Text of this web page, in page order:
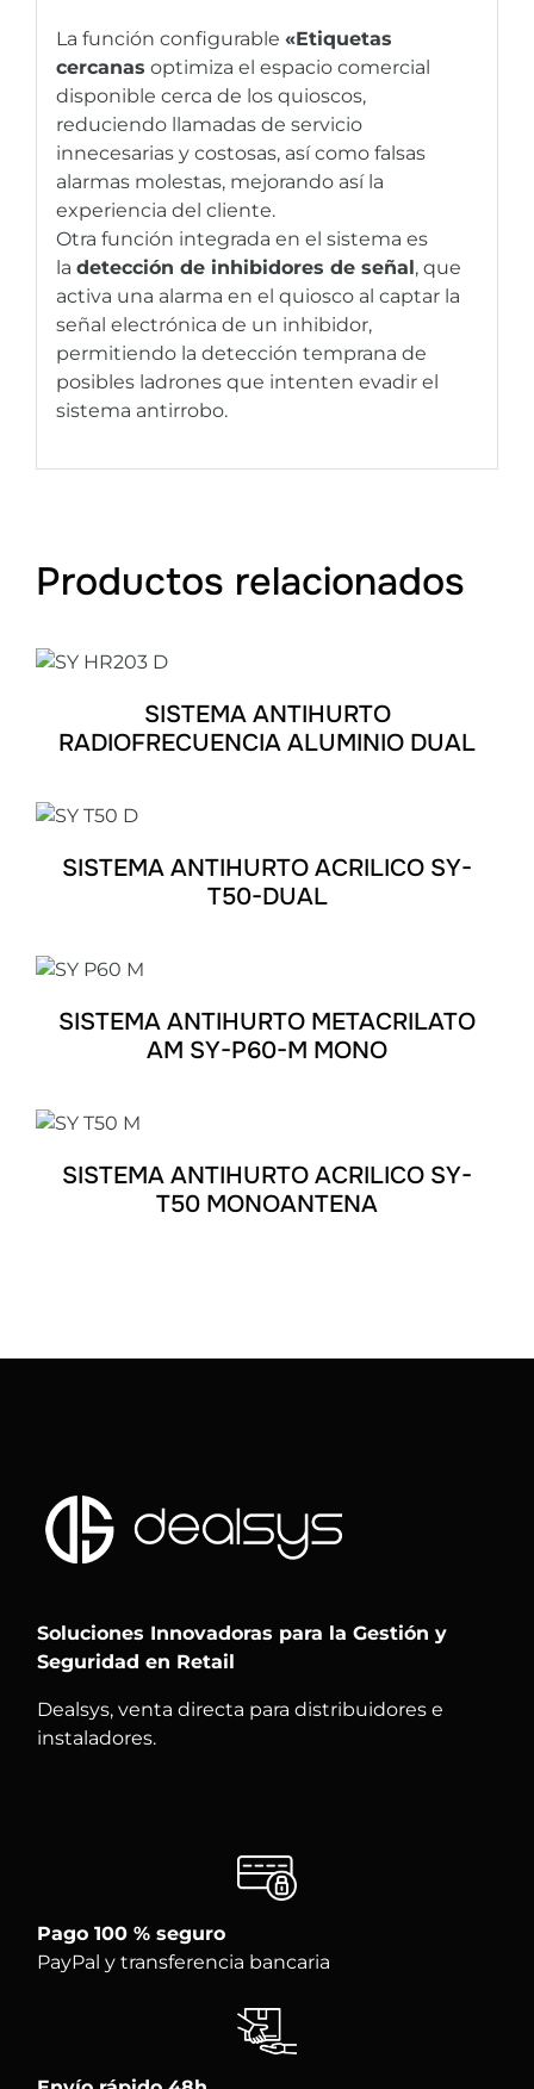
La función configurable «Etiquetas
cercanas optimiza el espacio comercial
disponible cerca de los quioscos,
reduciendo llamadas de servicio
innecesarias y costosas, así como falsas
alarmas molestas, mejorando así la
experiencia del cliente.
Otra función integrada en el sistema es
la detección de inhibidores de señal, que
activa una alarma en el quiosco al captar la
señal electrónica de un inhibidor,
permitiendo la detección temprana de
posibles ladrones que intenten evadir el
sistema antirrobo.
Productos relacionados
DETALLES
SISTEMA ANTIHURTO
RADIOFRECUENCIA ALUMINIO DUAL
DETALLES
SISTEMA ANTIHURTO ACRILICO SY-
T50-DUAL
DETALLES
SISTEMA ANTIHURTO METACRILATO
AM SY-P60-M MONO
DETALLES
SISTEMA ANTIHURTO ACRILICO SY-
T50 MONOANTENA
Soluciones Innovadoras para la Gestión y
Seguridad en Retail
Dealsys, venta directa para distribuidores e
instaladores.
Pago 100 % seguro
PayPal y transferencia bancaria